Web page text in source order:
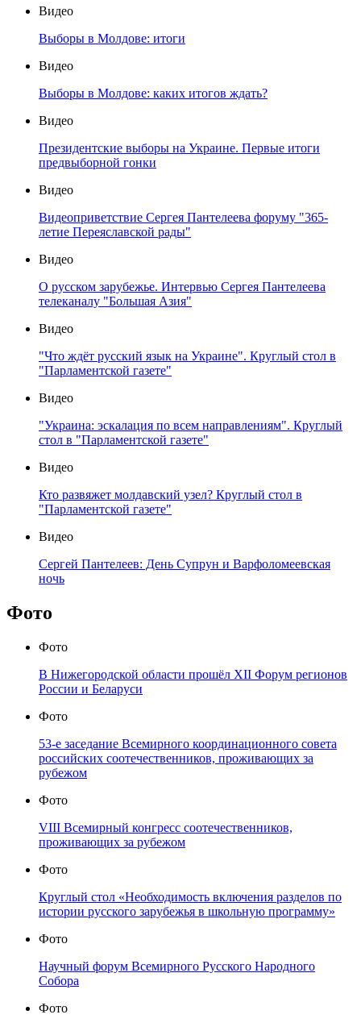
Видео
Выборы в Молдове: итоги
Видео
Выборы в Молдове: каких итогов ждать?
Видео
Президентские выборы на Украине. Первые итоги
предвыборной гонки
Видео
Видеоприветствие Сергея Пантелеева форуму "365-
летие Переяславской рады"
Видео
О русском зарубежье. Интервью Сергея Пантелеева
телеканалу "Большая Азия"
Видео
"Что ждёт русский язык на Украине". Круглый стол в
"Парламентской газете"
Видео
"Украина: эскалация по всем направлениям". Круглый
стол в "Парламентской газете"
Видео
Кто развяжет молдавский узел? Круглый стол в
"Парламентской газете"
Видео
Сергей Пантелеев: День Супрун и Варфоломеевская
ночь
Фото
Фото
В Нижегородской области прошёл XII Форум регионов
России и Беларуси
Фото
53-е заседание Всемирного координационного совета
российских соотечественников, проживающих за
рубежом
Фото
VIII Всемирный конгресс соотечественников,
проживающих за рубежом
Фото
Круглый стол «Необходимость включения разделов по
истории русского зарубежья в школьную программу»
Фото
Научный форум Всемирного Русского Народного
Собора
Фото